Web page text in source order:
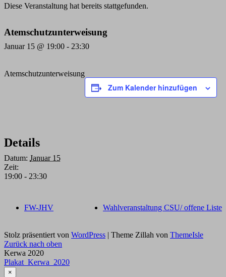
Diese Veranstaltung hat bereits stattgefunden.
Atemschutzunterweisung
Januar 15 @ 19:00 - 23:30
Atemschutzunterweisung
Zum Kalender hinzufügen
Details
Datum: Januar 15
Zeit:
19:00 - 23:30
FW-JHV Wahlveranstaltung CSU/ offene Liste
Stolz präsentiert von WordPress | Theme Zillah von ThemeIsle
Zurück nach oben
Kerwa 2020
Plakat_Kerwa_2020
×